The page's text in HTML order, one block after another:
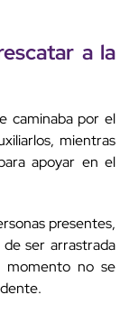
a la
caminaba por el
mientras
apoyar en el
presentes,
ser arrastrada
momento no se